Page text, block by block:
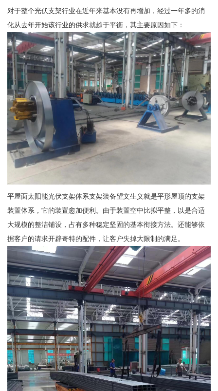
对于整个光伏支架行业在近年来基本没有再增加，经过一年多的消
化从去年开始该行业的供求就趋于平衡，其主要原因如下：
平屋面太阳能光伏支架体系支架装备望文生义就是平形屋顶的支架
装置体系，它的装置愈加便利。由于装置空中比拟平整，以是合适
大规模的整洁铺设，占有多种稳定坚固的基本衔接方法。还能够依
据客户的请求开辟奇特的配件，让客户失掉大限制的满足。